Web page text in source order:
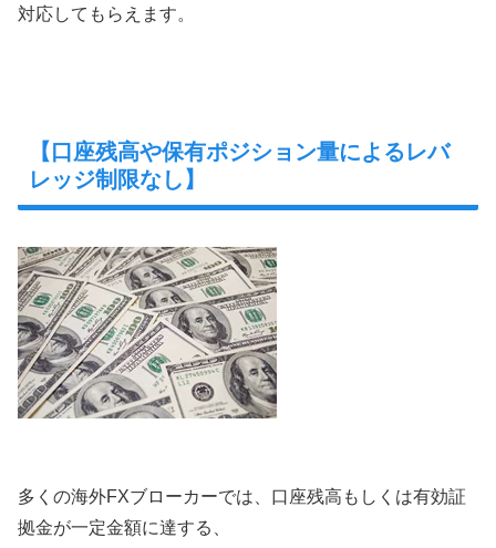
対応してもらえます。
【口座残高や保有ポジション量によるレバ
レッジ制限なし】
多くの海外FXブローカーでは、口座残高もしくは有効証
拠金が一定金額に達する、